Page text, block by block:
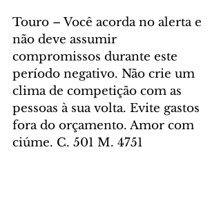
Touro – Você acorda no alerta e
não deve assumir
compromissos durante este
período negativo. Não crie um
clima de competição com as
pessoas à sua volta. Evite gastos
fora do orçamento. Amor com
ciúme. C. 501 M. 4751